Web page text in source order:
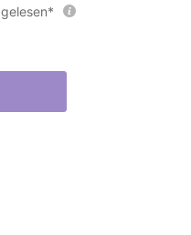
gelesen*